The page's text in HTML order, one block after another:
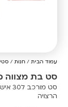
עמוד הבית / חנות /
סט בת מצווה
סט
הרצויה